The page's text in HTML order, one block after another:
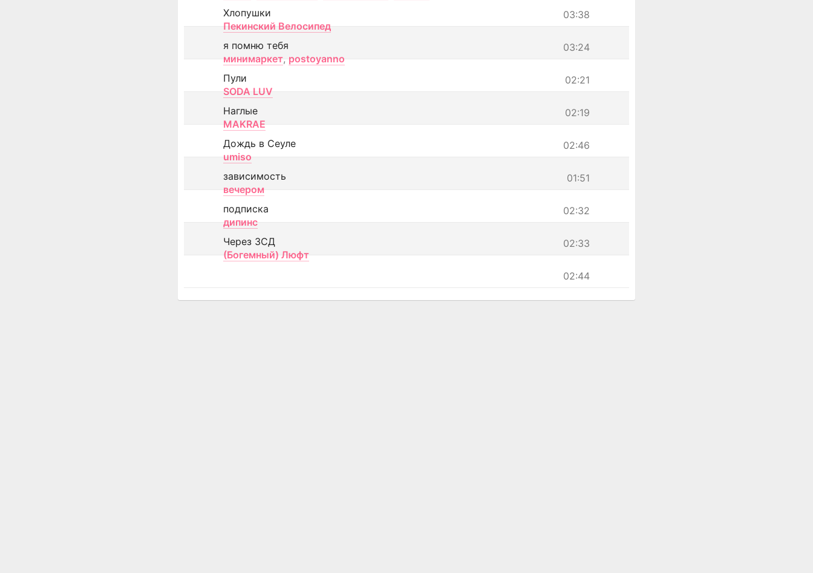
03:38
Хлопушки
Пекинский Велосипед
03:24
я помню тебя
минимаркет, postoyanno
02:21
Пули
SODA LUV
02:19
Наглые
MAKRAE
02:46
Дождь в Сеуле
umiso
01:51
зависимость
вечером
02:32
подписка
дипинс
02:33
Через ЗСД
(Богемный) Люфт
02:44